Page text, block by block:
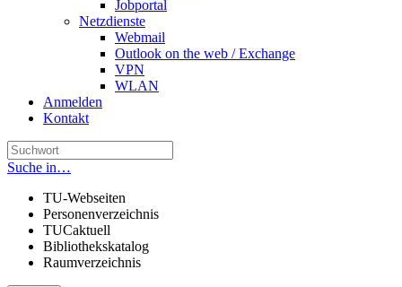
Jobportal
Netzdienste
Webmail
Outlook on the web / Exchange
VPN
WLAN
Anmelden
Kontakt
Suche in…
TU-Webseiten
Personenverzeichnis
TUCaktuell
Bibliothekskatalog
Raumverzeichnis